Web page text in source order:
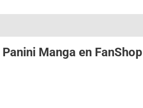
Panini Manga en FanShop